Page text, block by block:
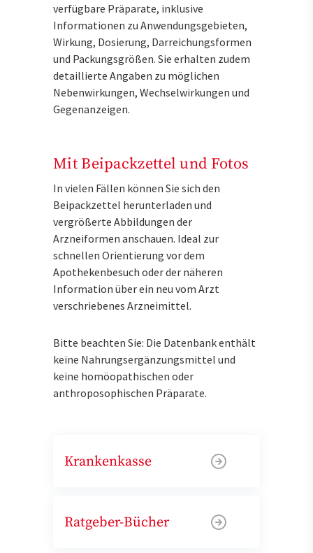
verfügbare Präparate, inklusive
Informationen zu Anwendungsgebieten,
Wirkung, Dosierung, Darreichungsformen
und Packungsgrößen. Sie erhalten zudem
detaillierte Angaben zu möglichen
Nebenwirkungen, Wechselwirkungen und
Gegenanzeigen.
Mit Beipackzettel und Fotos
In vielen Fällen können Sie sich den
Beipackzettel herunterladen und
vergrößerte Abbildungen der
Arzneiformen anschauen. Ideal zur
schnellen Orientierung vor dem
Apothekenbesuch oder der näheren
Information über ein neu vom Arzt
verschriebenes Arzneimittel.
Bitte beachten Sie: Die Datenbank enthält
keine Nahrungsergänzungsmittel und
keine homöopathischen oder
anthroposophischen Präparate.
Krankenkasse
Ratgeber-Bücher